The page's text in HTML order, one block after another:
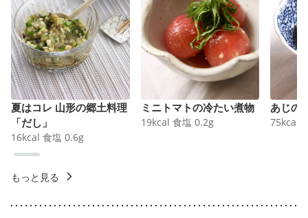
夏はコレ 山形の郷土料理
「だし」
16kcal 食塩 0.6g
ミニトマトの冷たい煮物
19kcal 食塩 0.2g
あじの
75kcal
もっと見る